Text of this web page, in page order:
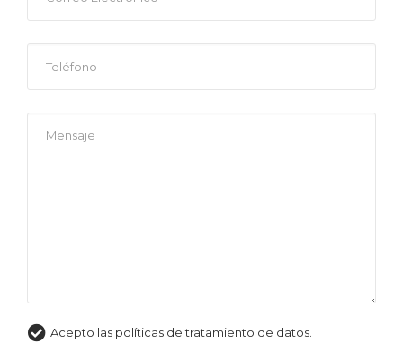
Acepto las políticas de tratamiento de datos.